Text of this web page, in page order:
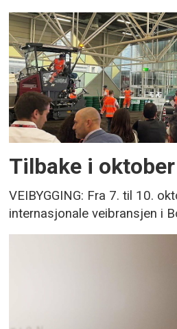
Tilbake i oktober
VEIBYGGING: Fra 7. til 10.
internasjonale veibransjen i